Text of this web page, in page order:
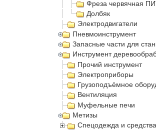
Фреза червячная
Долбяк
Электродвигатели
Пневмоинструмент
Запасные части для
Инструмент
Прочий инструмент
Электроприборы
Грузоподъёмное
Вентиляция
Муфельные печи
Метизы
Спецодежда и